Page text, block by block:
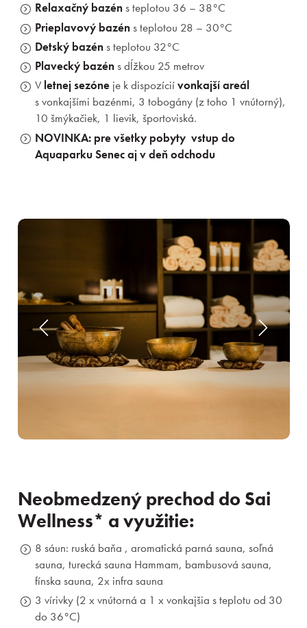
Relaxačný bazén s teplotou 36 – 38°C
Prieplavový bazén s teplotou 28 – 30°C
Detský bazén s teplotou 32°C
Plavecký bazén s dĺžkou 25 metrov
V letnej sezóne je k dispozíciívonkajší areál
s vonkajšími bazénmi, 3 tobogány (z toho 1 vnútorný),
10 šmýkačiek, 1 lievik, športoviská.
NOVINKA: pre všetky pobyty vstup do
Aquaparku Senec aj v deň odchodu
Neobmedzený prechod do Sai
Wellness* a využitie:
8 sáun: ruská baňa , aromatická parná sauna, soľná
sauna, turecká sauna Hammam, bambusová sauna,
fínska sauna, 2x infra sauna
3 vírivky (2 x vnútorná a 1 x vonkajšia s teplotu od 30
do 36°C)